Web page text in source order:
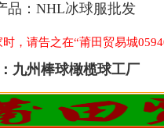
品： NHL冰球服批发
，请告之在“莆田贸易城
九州棒球橄榄球工厂